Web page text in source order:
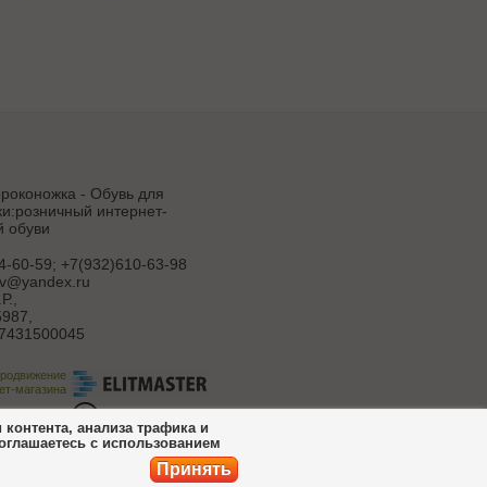
- Обувь для
интернет-
обуви
60-59; +7(932)610-63-98
магазина
анализа трафика и
с использованием
Принять